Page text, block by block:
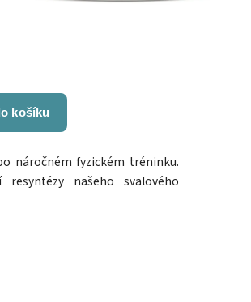
košíku
náročném fyzickém tréninku.
našeho svalového